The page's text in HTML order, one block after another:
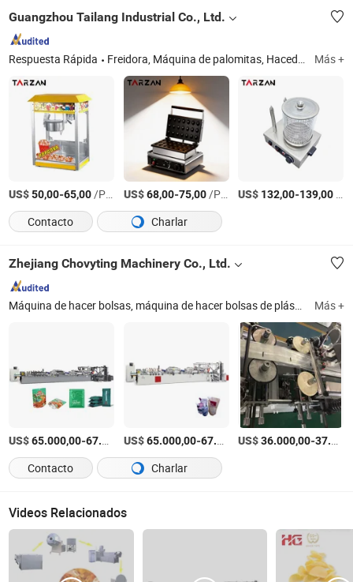
Guangzhou Tailang Industrial Co., Ltd.
Respuesta Rápida Freidora, Máquina de palomitas, Hacedor de crepes, Máquina de algodón de azúcar, Parrilla de panini, Plancha, Hacedor de waffles, Parrilla de bolitas de pescado, Bain Marie Más +
US$50,00-65,00/Pieza US$68,00-75,00/Pieza US$ 132,00-139,00
Contacto
Charlar
Zhejiang Chovyting Machinery Co., Ltd.
Máquina de hacer bolsas, máquina de hacer bolsas de plástico, máquina de soplado de película, máquina de hacer bolsas de compras, máquina de impresión, máquina de impresión flexográfica, máquina de laminado, máquina de hacer bolsas con asa de bucle, máquina de hacer bolsas de basura, máquina de hacer bolsas tipo camiseta Más +
US$65.000,00-67.000,00 /Pieza
US$65.000,00-67.000,00 /Pieza
US$36.000,00-37.000,00
Contacto Charlar
Videos Relacionados